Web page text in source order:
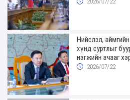
Нийслэл,
хүнд суртлыг
нэгжийн ачааг
2026/07/22